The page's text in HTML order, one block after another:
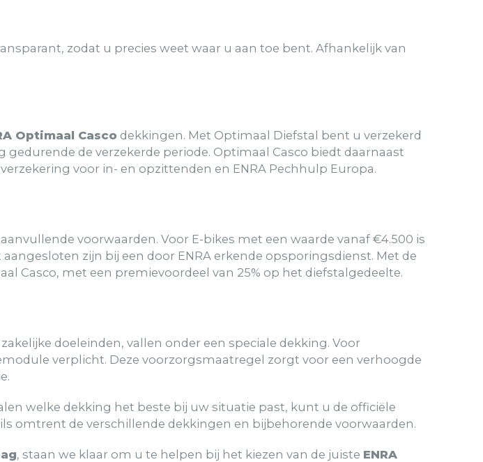
zodat u precies weet waar u aan toe bent. Afhankelijk van
Optimaal Casco dekkingen. Met Optimaal Diefstal bent u verzekerd
de verzekerde periode. Optimaal Casco biedt daarnaast
voor in- en opzittenden en ENRA Pechhulp Europa.
voorwaarden. Voor E-bikes met een waarde vanaf €4.500 is
zijn bij een door ENRA erkende opsporingsdienst. Met de
Casco, met een premievoordeel van 25% op het diefstalgedeelte.
doeleinden, vallen onder een speciale dekking. Voor
verplicht. Deze voorzorgsmaatregel zorgt voor een verhoogde
welke dekking het beste bij uw situatie past, kunt u de officiële
omtrent de verschillende dekkingen en bijbehorende voorwaarden.
, staan we klaar om u te helpen bij het kiezen van de juiste ENRA